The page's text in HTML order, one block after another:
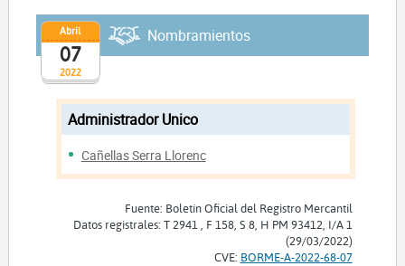
2022
Abril
07
Nombramientos
Administrador Unico
Cañellas Serra Llorenc
Fuente: Boletín Oficial del Registro Mercantil
Datos registrales: T 2941 , F 158, S 8, H PM 93412, I/A 1
(29/03/2022)
CVE: BORME-A-2022-68-07